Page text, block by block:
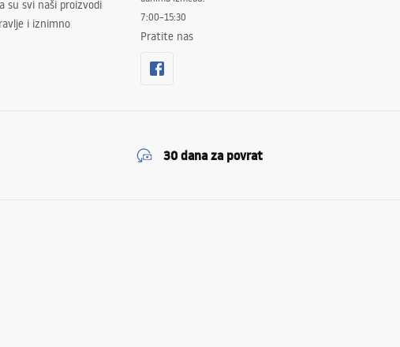
su svi naši proizvodi
i iznimno
7:00–15:30
Pratite nas
30 dana za povrat